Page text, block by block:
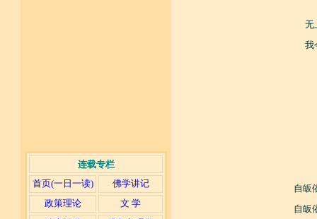
连载专栏
首页(一日一读)
佛学讲记
政策理论
文 学
无
我
自皈
自皈